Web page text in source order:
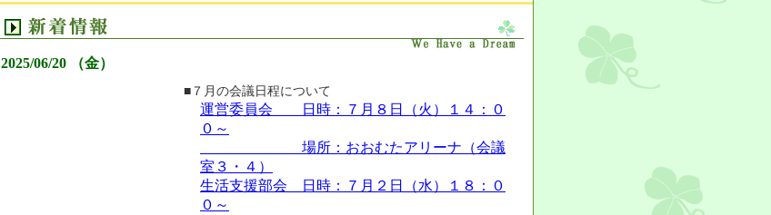
2025/06/20 （金）
■７月の会議日程について
運営委員会 日時：７月８日（火）１４：０
０～
場所：おおむたアリーナ（会議
室３・４）
生活支援部会 日時：７月２日（水）１８：０
０～